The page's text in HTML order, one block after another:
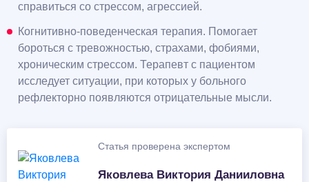
справиться со стрессом, агрессией.
Когнитивно-поведенческая терапия. Помогает
бороться с тревожностью, страхами, фобиями,
хроническим стрессом. Терапевт с пациентом
исследует ситуации, при которых у больного
рефлекторно появляются отрицательные мысли.
Статья проверена экспертом
Яковлева Виктория Данииловна